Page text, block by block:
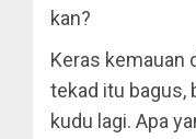
kan?
Keras kemauan
tekad itu bagus,
kudu lagi. Apa